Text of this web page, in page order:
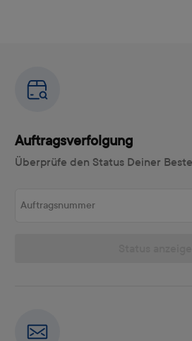
Auftragsverfolgung
Überprüfe den Status Deiner